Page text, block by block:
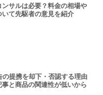
ンサルは必要？料金の相場や
いて先駆者の意見を紹介
の提携を却下・否認する理由
事と商品の関連性が低いから